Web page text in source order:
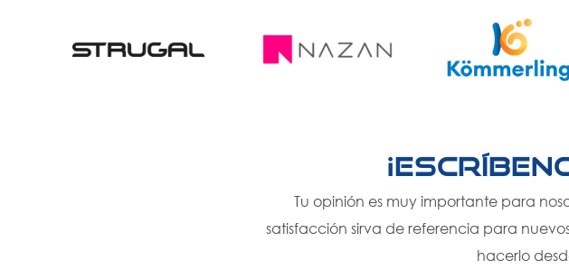
Tu opinión es muy importante para
satisfacción sirva de referencia para
hacerlo